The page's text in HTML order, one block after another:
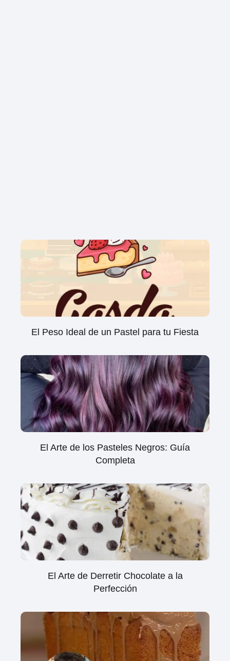
El Peso Ideal de un Pastel para tu Fiesta
El Arte de los Pasteles Negros: Guía
Completa
El Arte de Derretir Chocolate a la
Perfección